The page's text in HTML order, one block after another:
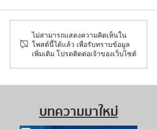
ไม่สามารถแสดงความคิดเห็นใน
โพสต์นี้ได้แล้ว เพื่อรับทราบข้อมูล
เพิ่มเติม โปรดติดต่อเจ้าของเว็บไซต์
บทความมาใหม่